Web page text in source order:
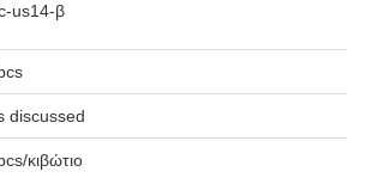
us14-β
discussed
κιβώτιο